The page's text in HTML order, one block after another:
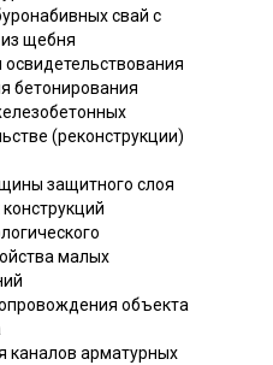
свай с
щебня
бетонирования
(реконструкции)
защитного слоя
малых
объекта
каналов арматурных